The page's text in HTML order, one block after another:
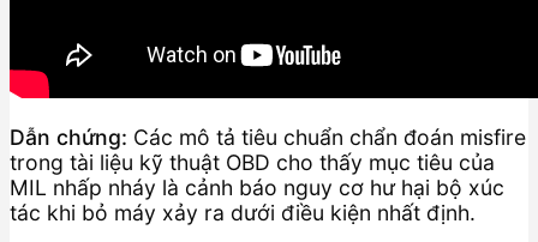
Dẫn chứng: Các mô tả tiêu chuẩn chẩn đoán misfire
trong tài liệu kỹ thuật OBD cho thấy mục tiêu của
MIL nhấp nháy là cảnh báo nguy cơ hư hại bộ xúc
tác khi bỏ máy xảy ra dưới điều kiện nhất định.